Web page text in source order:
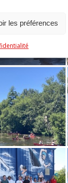
les préférences